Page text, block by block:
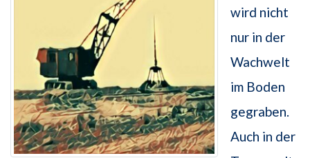
wird nicht
nur in der
Wachwelt
im Boden
gegraben.
Auch in der